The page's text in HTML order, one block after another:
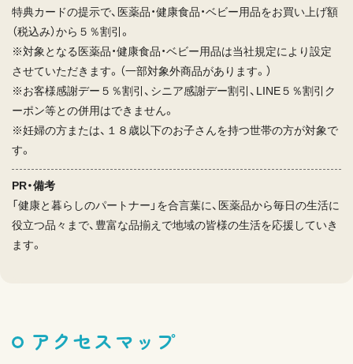
特典カードの提示で、医薬品・健康食品・ベビー用品をお買い上げ額
（税込み）から５％割引。
※対象となる医薬品・健康食品・ベビー用品は当社規定により設定
させていただきます。（一部対象外商品があります。）
※お客様感謝デー５％割引、シニア感謝デー割引、LINE５％割引ク
ーポン等との併用はできません。
※妊婦の方または、１８歳以下のお子さんを持つ世帯の方が対象で
す。
PR・備考
「健康と暮らしのパートナー」を合言葉に、医薬品から毎日の生活に
役立つ品々まで、豊富な品揃えで地域の皆様の生活を応援していき
ます。
アクセスマップ